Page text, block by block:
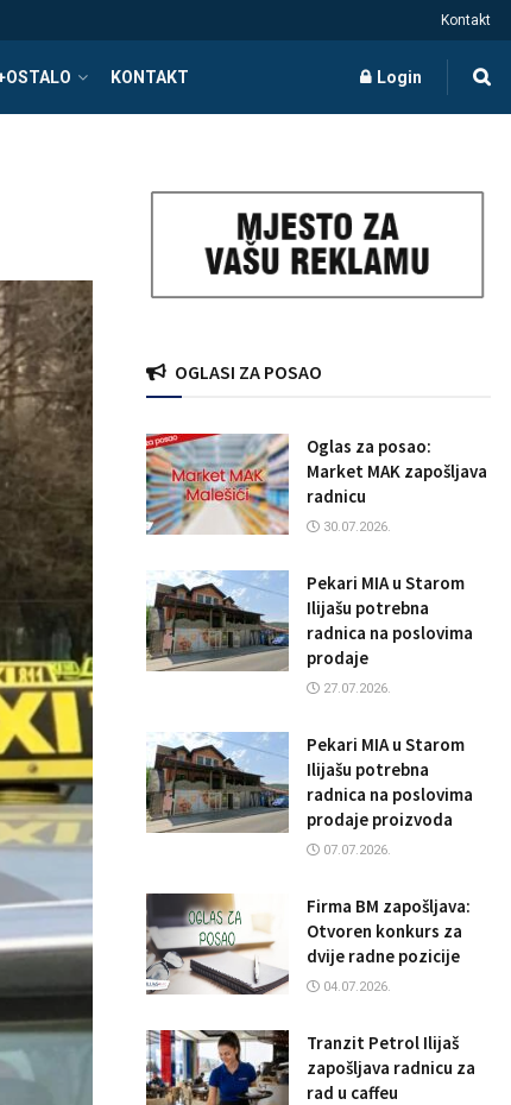
Kontakt
KONTAKT Login
OGLASI ZA POSAO
Oglas za posao:
Market MAK zapošljava
radnicu
30.07.2026.
Pekari MIA u Starom
Ilijašu potrebna
radnica na poslovima
prodaje
27.07.2026.
Pekari MIA u Starom
Ilijašu potrebna
radnica na poslovima
prodaje proizvoda
07.07.2026.
Firma BM zapošljava:
Otvoren konkurs za
dvije radne pozicije
04.07.2026.
Tranzit Petrol Ilijaš
zapošljava radnicu za
rad u caffeu